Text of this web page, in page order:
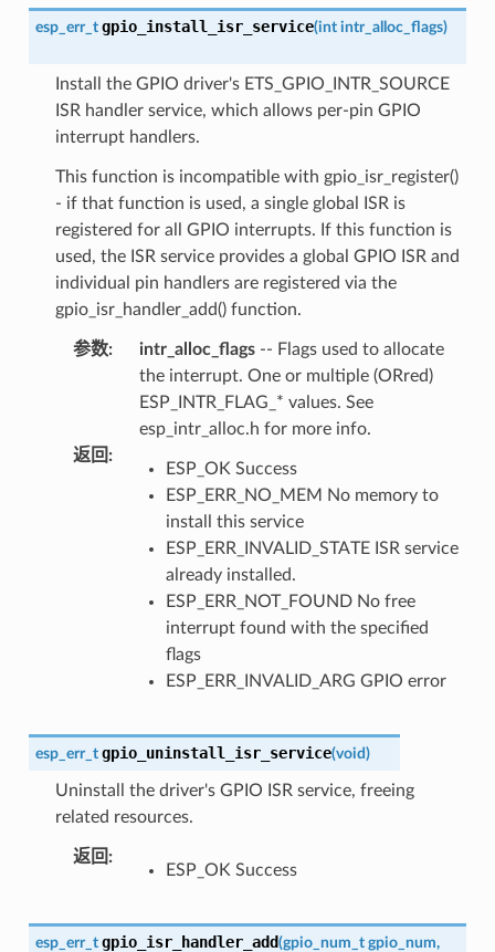
esp_err_t gpio_install_isr_service(int intr_alloc_flags)
Install the GPIO driver's ETS_GPIO_INTR_SOURCE
ISR handler service, which allows per-pin GPIO
interrupt handlers.
This function is incompatible with gpio_isr_register()
- if that function is used, a single global ISR is
registered for all GPIO interrupts. If this function is
used, the ISR service provides a global GPIO ISR and
individual pin handlers are registered via the
gpio_isr_handler_add() function.
参数: intr_alloc_flags-- Flags used to allocate
the interrupt. One or multiple (ORred)
ESP_INTR_FLAG_* values. See
esp_intr_alloc.h for more info.
返回 :
ESP_OK Success
ESP_ERR_NO_MEM No memory to
install this service
ESP_ERR_INVALID_STATE ISR service
already installed.
ESP_ERR_NOT_FOUND No free
interrupt found with the specified
flags
ESP_ERR_INVALID_ARG GPIO error
esp_err_t gpio_uninstall_isr_service(void)
Uninstall the driver's GPIO ISR service, freeing
related resources.
返回 :
ESP_OK Success
esp_err_t gpio_isr_handler_add(gpio_num_t gpio_num,